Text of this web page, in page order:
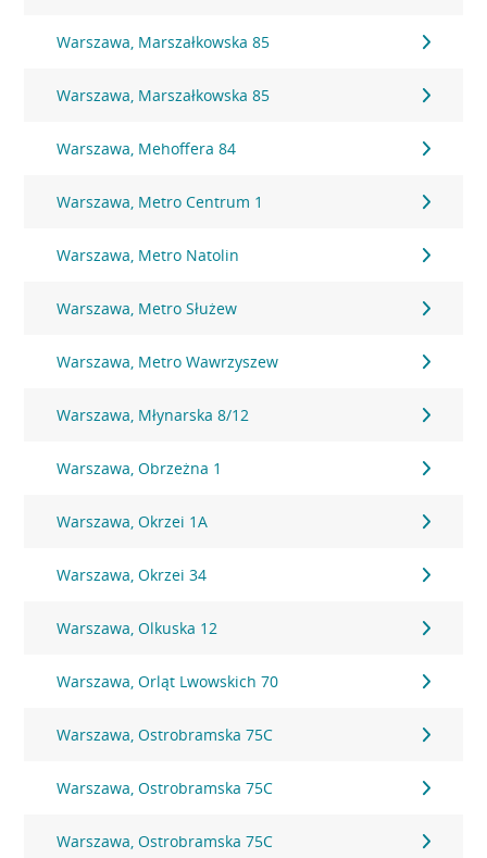
Warszawa, Marszałkowska 85
Warszawa, Marszałkowska 85
Warszawa, Mehoffera 84
Warszawa, Metro Centrum 1
Warszawa, Metro Natolin
Warszawa, Metro Służew
Warszawa, Metro Wawrzyszew
Warszawa, Młynarska 8/12
Warszawa, Obrzeżna 1
Warszawa, Okrzei 1A
Warszawa, Okrzei 34
Warszawa, Olkuska 12
Warszawa, Orląt Lwowskich 70
Warszawa, Ostrobramska 75C
Warszawa, Ostrobramska 75C
Warszawa, Ostrobramska 75C